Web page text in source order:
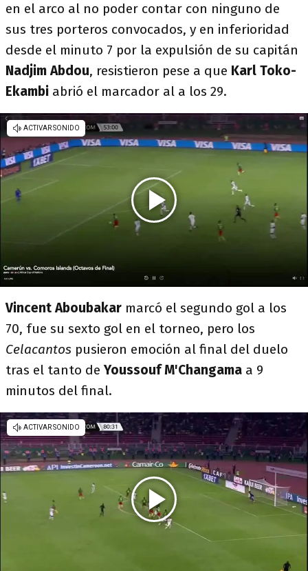
en el arco al no poder contar con ninguno de
sus tres porteros convocados, y en inferioridad
desde el minuto 7 por la expulsión de su capitán
Nadjim Abdou, resistieron pese a que Karl Toko-
Ekambi abrió el marcador al a los 29.
Vincent Aboubakar marcó el segundo gol a los
70, fue su sexto gol en el torneo, pero los
Celacantos pusieron emoción al final del duelo
tras el tanto de Youssouf M'Changama a 9
minutos del final.